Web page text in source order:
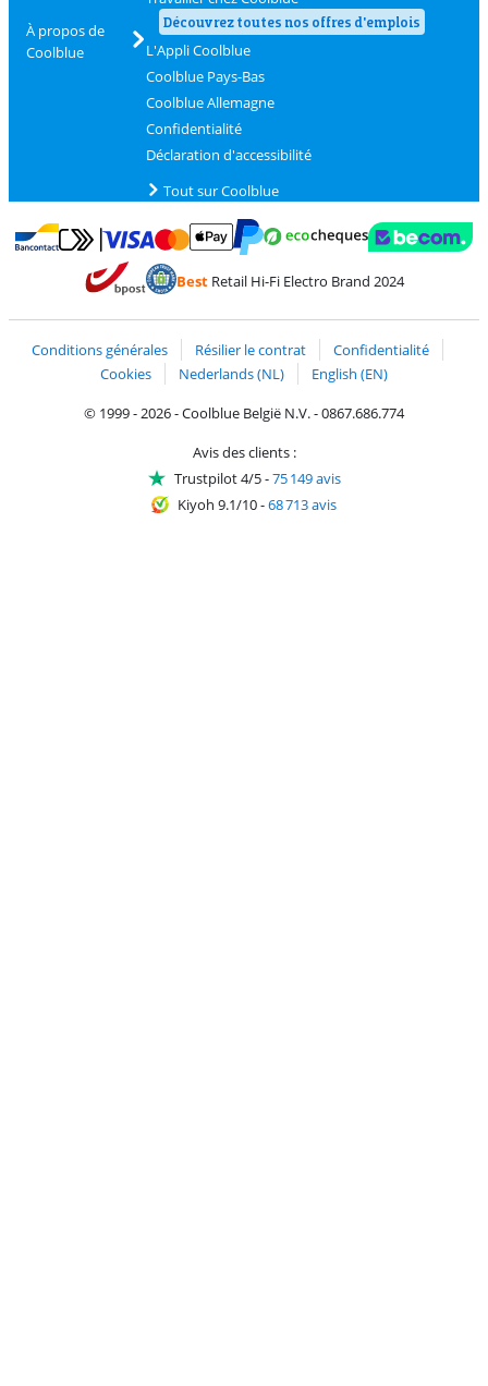
À propos de
Coolblue
Découvrez toutes nos offres d'emplois
L'Appli Coolblue
Coolblue Pays-Bas
Coolblue Allemagne
Confidentialité
Déclaration d'accessibilité
Tout sur Coolblue
Payer avec Bancontact
Payer avec MasterCard et Visa via ClickToPay
BestRetail Hi-Fi Electro Brand 2024
Conditions générales Résilier le contrat
Confidentialité
Cookies
Nederlands (NL)
English (EN)
© 1999 - 2026 - Coolblue België N.V. - 0867.686.774
Avis des clients :
Trustpilot 4/5-75 149 avis
Kiyoh 9.1/10-68 713 avis